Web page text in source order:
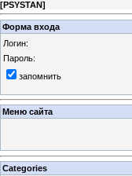
[PSYSTAN]
Форма входа
Логин:
Пароль:
запомнить
Меню сайта
Categories